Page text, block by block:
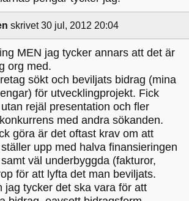
skrivet 30 jul, 2012 20:04
MEN jag tycker annars att det är
org med.
sökt och beviljats bidrag (mina
för utvecklingprojekt. Fick
rejäl presentation och fler
med andra sökanden.
göra är det oftast krav om att
upp med halva finansieringen
väl underbyggda (fakturor,
för att lyfta det man beviljats.
jag tycker det ska vara för att